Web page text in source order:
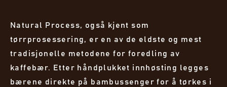
Natural Process, også kjent som
tørrprosessering, er en av de eldste og mest
tradisjonelle metodene for foredling av
kaffebær. Etter håndplukket innhøsting legges
bærene direkte på bambussenger for å tørkes i